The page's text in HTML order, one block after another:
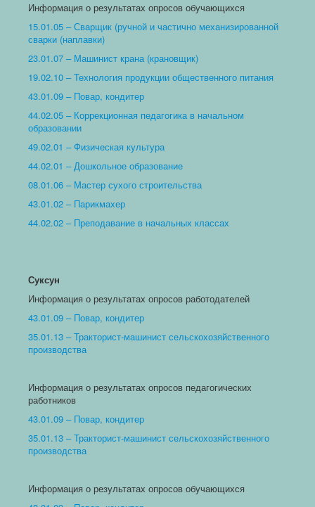
Информация о результатах опросов обучающихся
15.01.05 – Сварщик (ручной и частично механизированной
сварки (наплавки)
23.01.07 – Машинист крана (крановщик)
19.02.10 – Технология продукции общественного питания
43.01.09 – Повар, кондитер
44.02.05 – Коррекционная педагогика в начальном
образовании
49.02.01 – Физическая культура
44.02.01 – Дошкольное образование
08.01.06 – Мастер сухого строительства
43.01.02 – Парикмахер
44.02.02 – Преподавание в начальных классах
Суксун
Информация о результатах опросов работодателей
43.01.09 – Повар, кондитер
35.01.13 – Тракторист-машинист сельскохозяйственного
производства
Информация о результатах опросов педагогических
работников
43.01.09 – Повар, кондитер
35.01.13 – Тракторист-машинист сельскохозяйственного
производства
Информация о результатах опросов обучающихся